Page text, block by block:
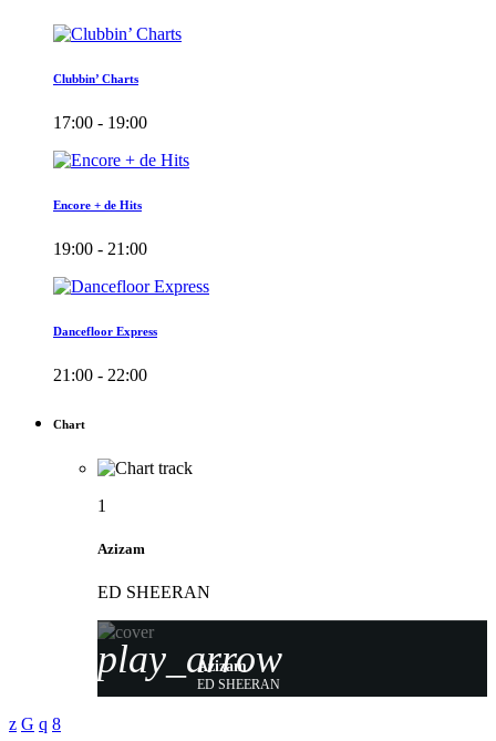
Clubbin’ Charts
17:00 - 19:00
Encore + de Hits
19:00 - 21:00
Dancefloor Express
21:00 - 22:00
Chart
1
Azizam
ED SHEERAN
play_arrow
Azizam
ED SHEERAN